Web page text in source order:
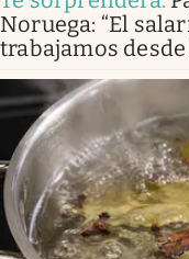
Noruega: “El
trabajamos desde